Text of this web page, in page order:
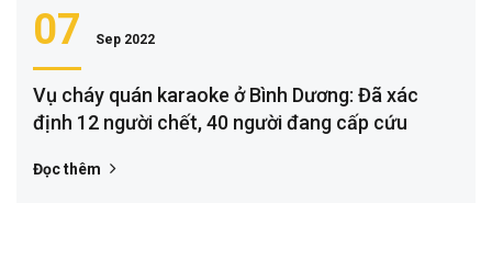
07 Sep 2022
Vụ cháy quán karaoke ở Bình Dương: Đã xác
định 12 người chết, 40 người đang cấp cứu
Đọc thêm